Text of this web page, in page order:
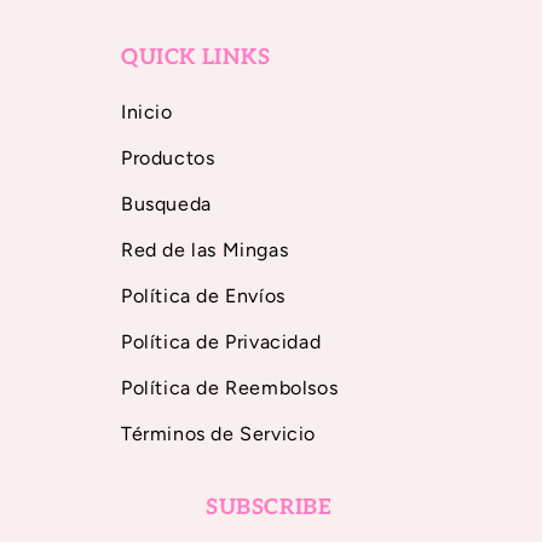
QUICK LINKS
Inicio
Productos
Busqueda
Red de las Mingas
Política de Envíos
Política de Privacidad
Política de Reembolsos
Términos de Servicio
SUBSCRIBE